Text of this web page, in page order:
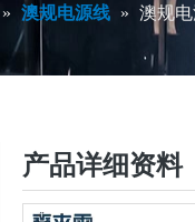
» 澳规电源线 » 澳规
产品详细资料